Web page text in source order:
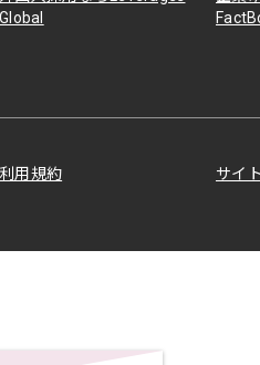
Global
利用規約 サイ